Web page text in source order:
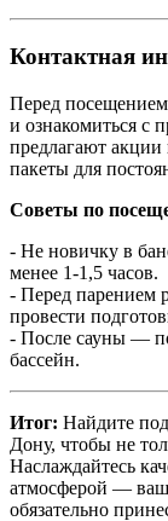
Контактная
Перед посещением
и ознакомиться с
предлагают
пакеты для
Советы по
- Не новичку в
менее 1-1,5 часов.
- Перед парением
провести
- После сауны —
бассейн.
Итог: Найдите
Дону, чтобы не
Наслаждайтесь
атмосферой — ваш
обязательно